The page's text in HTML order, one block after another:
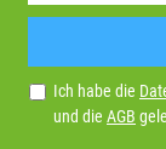
Ich habe die
und die AGB